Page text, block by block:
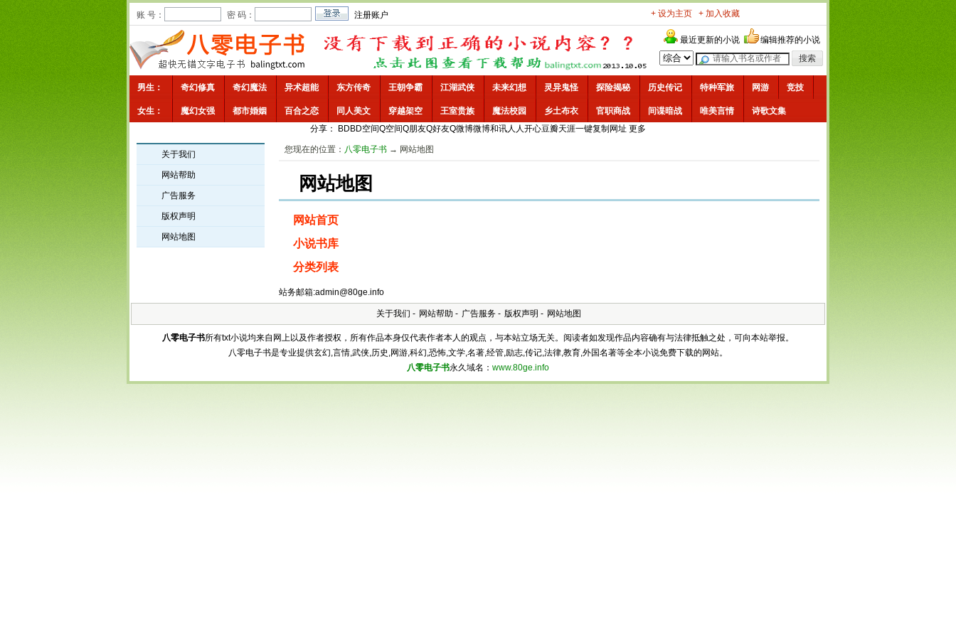
账 号： 密 码： 注册账户 + 设为主页 + 加入收藏
最近更新的小说 编辑推荐的小说
男生： 奇幻修真 奇幻魔法 异术超能 东方传奇 王朝争霸 江湖武侠 未来幻想 灵异鬼怪 探险揭秘 历史传记 特种军旅 网游 竞技
女生： 魔幻女强 都市婚姻 百合之恋 同人美文 穿越架空 王室贵族 魔法校园 乡土布衣 官职商战 间谍暗战 唯美言情
诗歌文集
分享：
BD BD空间Q空间Q朋友Q好友Q微博微博和讯人人开心豆瓣天涯一键复制网址 更多
关于我们
网站帮助
广告服务
版权声明
网站地图
您现在的位置： 八零电子书 → 网站地图
网站地图
网站首页
小说书库
分类列表
站务邮箱:admin@80ge.info
关于我们 - 网站帮助 - 广告服务 - 版权声明 - 网站地图
八零电子书所有txt小说均来自网上以及作者授权，所有作品本身仅代表作者本人的观点，与本站立场无关。阅读者如发现作品内容确有与法律抵触之处，可向本站举报。
八零电子书是专业提供玄幻,言情,武侠,历史,网游,科幻,恐怖,文学,名著,经管,励志,传记,法律,教育,外国名著等全本小说免费下载的网站。
八零电子书永久域名： www.80ge.info